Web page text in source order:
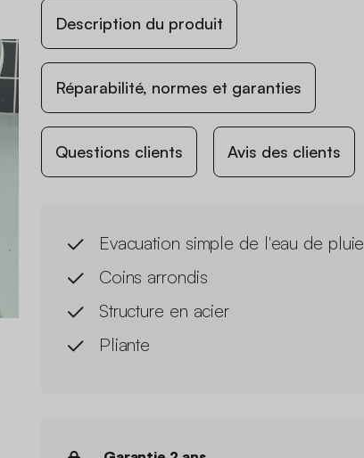
Description du produit
Réparabilité, normes et garanties
Questions clients Avis des clients
Evacuation simple de l'eau de pluie
Coins arrondis
Structure en acier
Pliante